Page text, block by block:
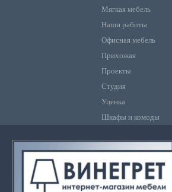
Мягкая мебель
Наши работы
Офисная мебель
Прихожая
Проекты
Студия
Уценка
Шкафы и комоды